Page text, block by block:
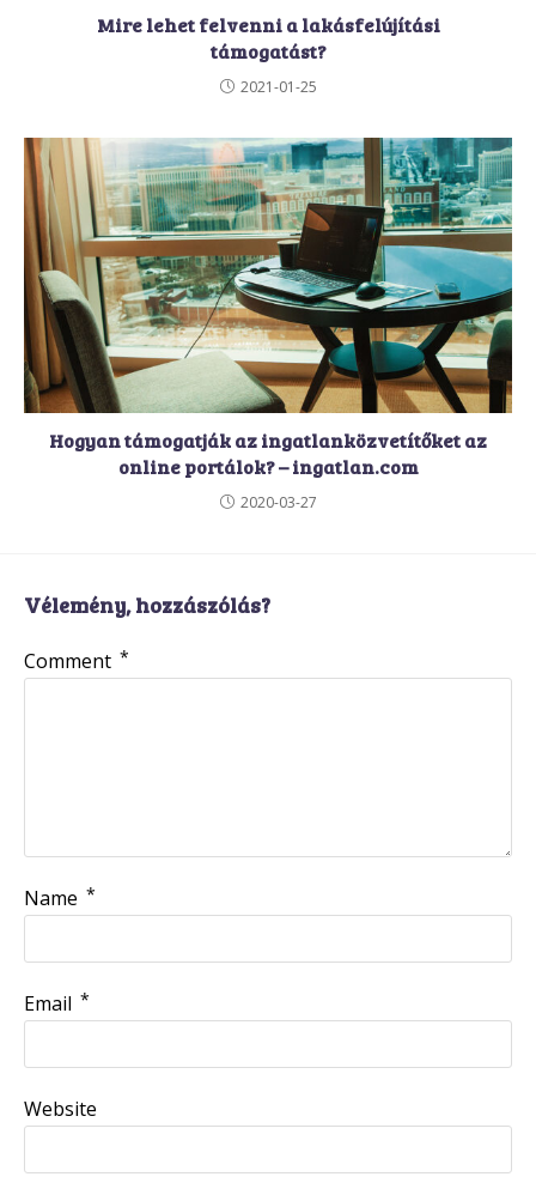
Mire lehet felvenni a lakásfelújítási
támogatást?
2021-01-25
Hogyan támogatják az ingatlanközvetítőket az
online portálok? – ingatlan.com
2020-03-27
Vélemény, hozzászólás?
Comment *
Name *
Email *
Website